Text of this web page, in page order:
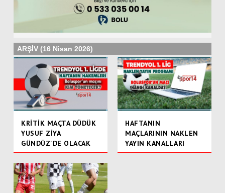
ARŞİV (16 Nisan 2026)
KRİTİK MAÇTA DÜDÜK
YUSUF ZİYA
GÜNDÜZ'DE OLACAK
HAFTANIN
MAÇLARININ NAKLEN
YAYIN KANALLARI